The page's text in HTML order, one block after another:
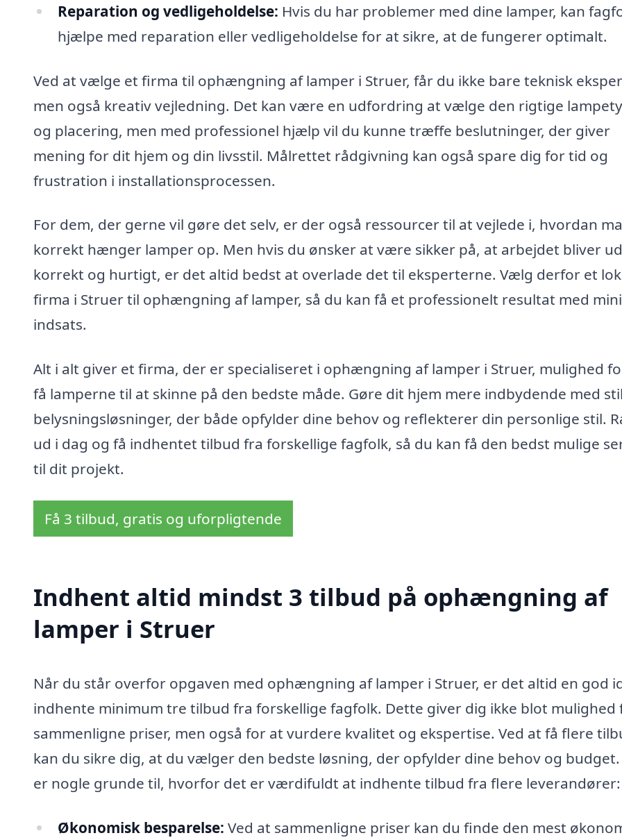
Reparation og vedligeholdelse: Hvis du har problemer med dine lamper, kan
hjælpe med reparation eller vedligeholdelse for at sikre, at de fungerer optimalt.
Ved at vælge et firma til ophængning af lamper i Struer, får du ikke bare teknisk
men også kreativ vejledning. Det kan være en udfordring at vælge den rigtige
og placering, men med professionel hjælp vil du kunne træffe beslutninger, der giver
mening for dit hjem og din livsstil. Målrettet rådgivning kan også spare dig for tid og
frustration i installationsprocessen.
For dem, der gerne vil gøre det selv, er der også ressourcer til at vejlede i, hvordan
korrekt hænger lamper op. Men hvis du ønsker at være sikker på, at arbejdet bliver
korrekt og hurtigt, er det altid bedst at overlade det til eksperterne. Vælg derfor et
firma i Struer til ophængning af lamper, så du kan få et professionelt resultat med
indsats.
Alt i alt giver et firma, der er specialiseret i ophængning af lamper i Struer, mulighed
få lamperne til at skinne på den bedste måde. Gøre dit hjem mere indbydende med
belysningsløsninger, der både opfylder dine behov og reflekterer din personlige stil.
ud i dag og få indhentet tilbud fra forskellige fagfolk, så du kan få den bedst mulige
til dit projekt.
Få 3 tilbud, gratis og uforpligtende
Indhent altid mindst 3 tilbud på ophængning af
lamper i Struer
Når du står overfor opgaven med ophængning af lamper i Struer, er det altid en god
indhente minimum tre tilbud fra forskellige fagfolk. Dette giver dig ikke blot mulighed
sammenligne priser, men også for at vurdere kvalitet og ekspertise. Ved at få flere
kan du sikre dig, at du vælger den bedste løsning, der opfylder dine behov og
er nogle grunde til, hvorfor det er værdifuldt at indhente tilbud fra flere leverandører:
Økonomisk besparelse: Ved at sammenligne priser kan du finde den mest